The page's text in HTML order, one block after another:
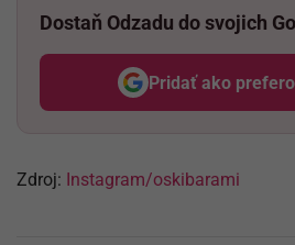
Dostaň Odzadu do svojich
Pridať ako
Zdroj: Instagram/oskibarami